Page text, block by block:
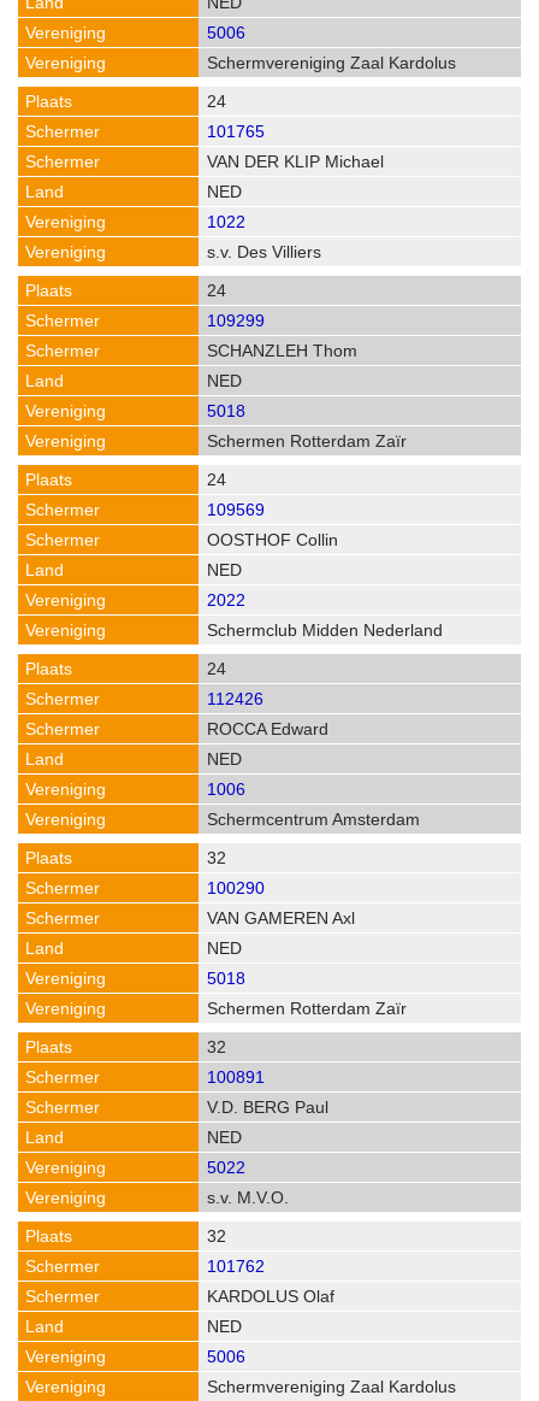
5006
Schermvereniging Zaal Kardolus
24
101765
VAN DER KLIP Michael
NED
1022
s.v. Des Villiers
24
109299
SCHANZLEH Thom
NED
5018
Schermen Rotterdam Zaïr
24
109569
OOSTHOF Collin
NED
2022
Schermclub Midden Nederland
24
112426
ROCCA Edward
NED
1006
Schermcentrum Amsterdam
32
100290
VAN GAMEREN Axl
NED
5018
Schermen Rotterdam Zaïr
32
100891
V.D. BERG Paul
NED
5022
s.v. M.V.O.
32
101762
KARDOLUS Olaf
NED
5006
Schermvereniging Zaal Kardolus